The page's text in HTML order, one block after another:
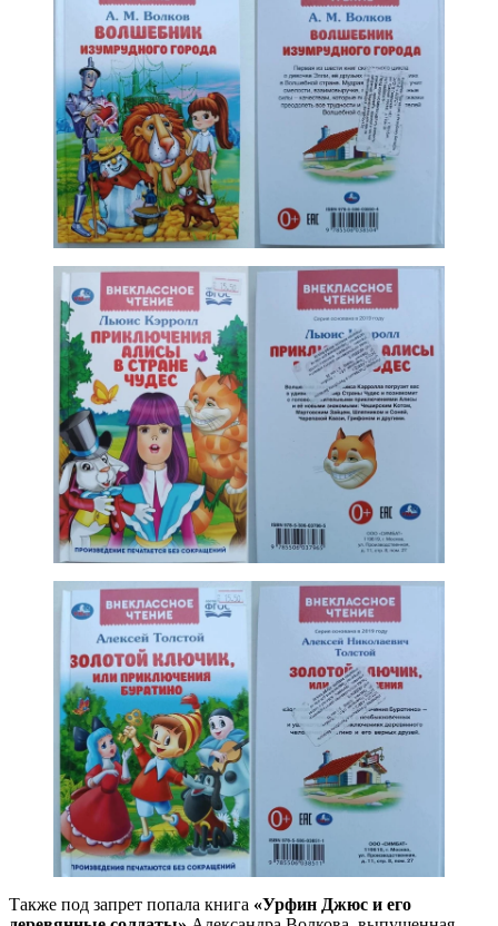
Также под запрет попала книга «Урфин Джюс и его